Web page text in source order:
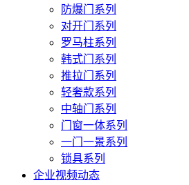
防爆门系列
对开门系列
罗马柱系列
韩式门系列
推拉门系列
轻奢款系列
中轴门系列
门窗一体系列
一门一景系列
锁具系列
企业视频动态